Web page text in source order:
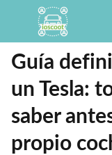
Guía
un Tesla:
saber
propio